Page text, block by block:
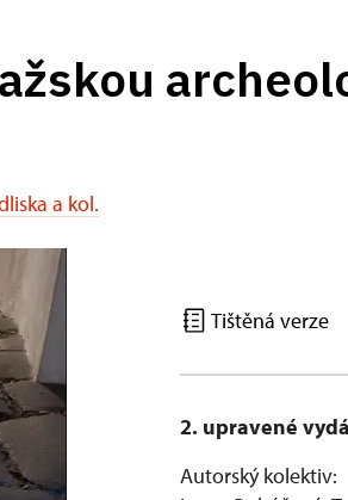
a kol.
Tištěná verze
2. upravené
Autorský kolektiv: